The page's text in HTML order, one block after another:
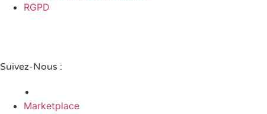
RGPD
Suivez-Nous :
Marketplace